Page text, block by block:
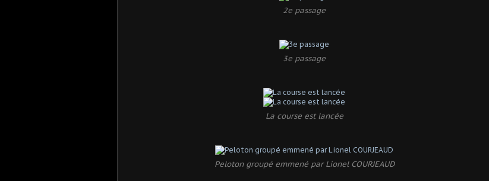
2e passage
3e passage
La course est lancée
Peloton groupé emmené par Lionel COURJEAUD